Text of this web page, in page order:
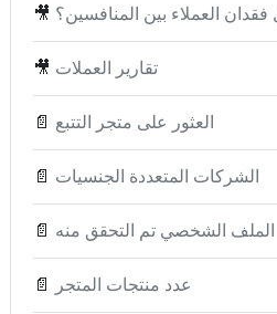
🎥 العملاء بين المنافسين؟
🎥 تقارير العملات
📄 العثور على متجر التتبع
📄 الشركات المتعددة الجنسيات
📄 الملف الشخصي تم التحقق منه
📄 عدد منتجات المتجر